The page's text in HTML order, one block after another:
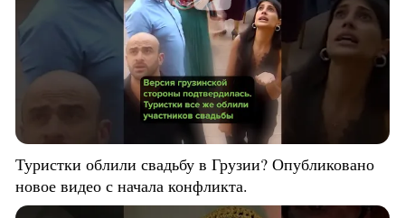
Туристки облили свадьбу в Грузии? Опубликовано
новое видео с начала конфликта.